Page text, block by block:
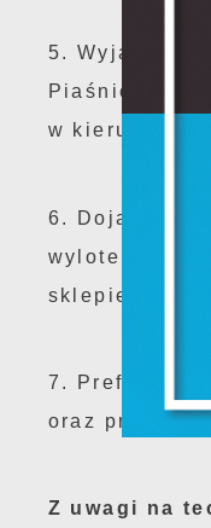
5. Wyjazd z
Piaśnicy,
w kierunku
6. Dojazd do
wylotem na
sklepie
7.
oraz przy ul.
Z uwagi na